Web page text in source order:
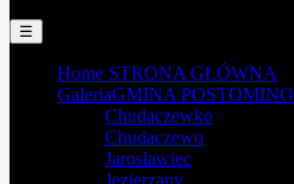
☰
Home STRONA GŁÓWNA
GaleriaGMINA POSTOMINO
Chudaczewko
Chudaczewo
Jarosławiec
Jezierzany